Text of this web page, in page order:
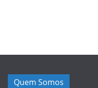
Quem Somos